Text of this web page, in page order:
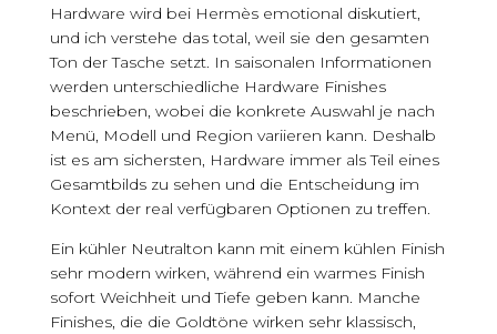
Hardware wird bei Hermès emotional diskutiert,
und ich verstehe das total, weil sie den gesamten
Ton der Tasche setzt. In saisonalen Informationen
werden unterschiedliche Hardware Finishes
beschrieben, wobei die konkrete Auswahl je nach
Menü, Modell und Region variieren kann. Deshalb
ist es am sichersten, Hardware immer als Teil eines
Gesamtbilds zu sehen und die Entscheidung im
Kontext der real verfügbaren Optionen zu treffen.
Ein kühler Neutralton kann mit einem kühlen Finish
sehr modern wirken, während ein warmes Finish
sofort Weichheit und Tiefe geben kann. Manche
Finishes, die die Goldtöne wirken sehr klassisch,